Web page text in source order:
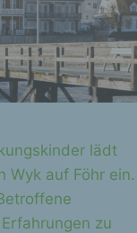
lädt
Wyk auf Föhr ein.
zu